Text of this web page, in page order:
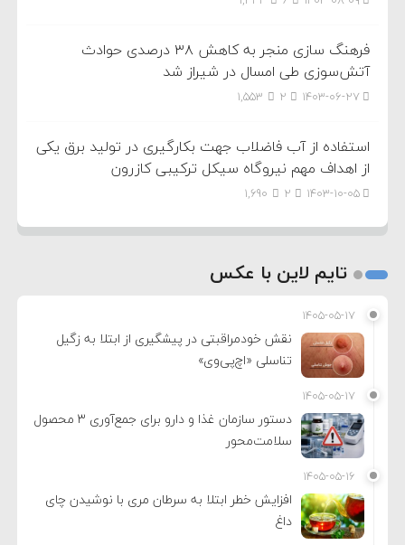
فرهنگ سازی منجر به کاهش ۳۸ درصدی حوادث
آتش‌سوزی طی امسال در شیراز شد
۱۴۰۳-۰۶-۲۷ 1,553
استفاده از آب فاضلاب جهت بکارگیری در تولید برق یکی
از اهداف مهم نیروگاه سیکل ترکیبی کازرون
۱۴۰۳-۱۰-۰۵ 1,690
تایم لاین با عکس
۱۴۰۵-۰۵-۱۷
نقش خودمراقبتی در پیشگیری از ابتلا به زگیل
تناسلی «اچ‌پی‌وی»
۱۴۰۵-۰۵-۱۷
دستور سازمان غذا و دارو برای جمع‌آوری ۳ محصول
سلامت‌محور
۱۴۰۵-۰۵-۱۶
افزایش خطر ابتلا به سرطان مری با نوشیدن چای
داغ